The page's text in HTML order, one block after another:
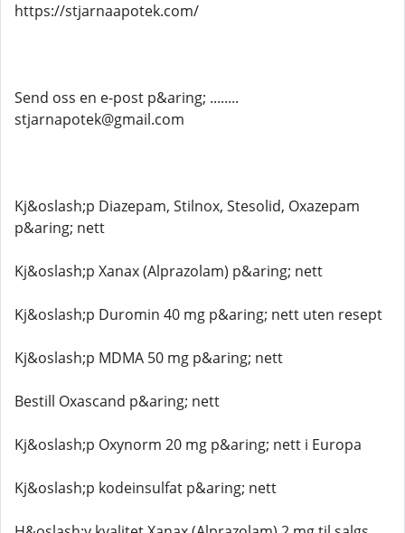
https://stjarnaapotek.com/
Send oss ​​en e-post p&aring; ........
stjarnapotek@gmail.com
Kj&oslash;p Diazepam, Stilnox, Stesolid, Oxazepam
p&aring; nett
Kj&oslash;p Xanax (Alprazolam) p&aring; nett
Kj&oslash;p Duromin 40 mg p&aring; nett uten resept
Kj&oslash;p MDMA 50 mg p&aring; nett
Bestill Oxascand p&aring; nett
Kj&oslash;p Oxynorm 20 mg p&aring; nett i Europa
Kj&oslash;p kodeinsulfat p&aring; nett